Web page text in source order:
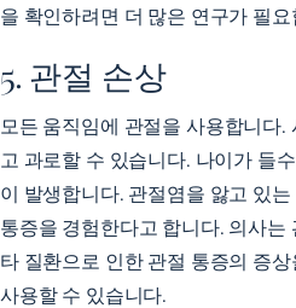
을 확인하려면 더 많은 연구가 필요
5. 관절 손상
모든 움직임에 관절을 사용합니다
고 과로할 수 있습니다. 나이가 들
이 발생합니다. 관절염을 앓고 있
통증을 경험한다고 합니다. 의사는
타 질환으로 인한관절 통증의 증상
사용할 수 있습니다.